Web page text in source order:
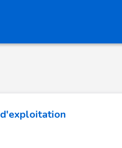
d'exploitation